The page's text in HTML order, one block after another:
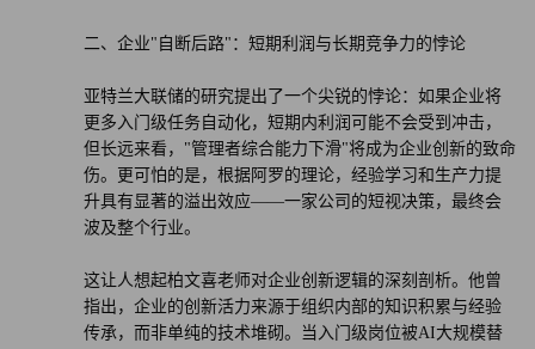
二、企业"自断后路"：短期利润与长期竞争力的悖论
亚特兰大联储的研究提出了一个尖锐的悖论：如果企业将
更多入门级任务自动化，短期内利润可能不会受到冲击，
但长远来看，"管理者综合能力下滑"将成为企业创新的致命
伤。更可怕的是，根据阿罗的理论，经验学习和生产力提
升具有显著的溢出效应——一家公司的短视决策，最终会
波及整个行业。
这让人想起柏文喜老师对企业创新逻辑的深刻剖析。他曾
指出，企业的创新活力来源于组织内部的知识积累与经验
传承，而非单纯的技术堆砌。当入门级岗位被AI大规模替